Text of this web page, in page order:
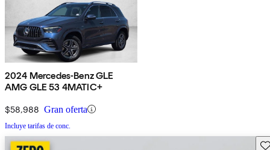
2024 Mercedes-Benz GLE
AMG GLE 53 4MATIC+
$58,988 Gran oferta
Incluye tarifas de conc.